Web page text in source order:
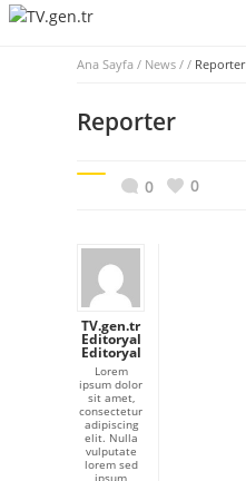
Ana Sayfa / News / / Reporter
Reporter
0 0
TV.gen.tr
Editoryal
Editoryal
Lorem
ipsum dolor
sit amet,
consectetur
adipiscing
elit. Nulla
vulputate
lorem sed
ipsum